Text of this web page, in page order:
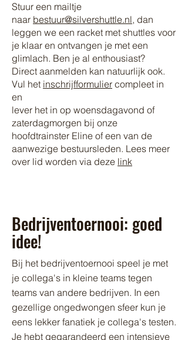
Stuur een mailtje
naar bestuur@silvershuttle.nl, dan
leggen we een racket met shuttles voor
je klaar en ontvangen je met een
glimlach. Ben je al enthousiast?
Direct aanmelden kan natuurlijk ook.
Vul het inschrijfformulier compleet in
en
lever het in op woensdagavond of
zaterdagmorgen bij onze
hoofdtrainster Eline of een van de
aanwezige bestuursleden. Lees meer
over lid worden via deze link​​
Bedrijventoernooi: goed
idee!
Bij het bedrijventoernooi speel je met
je collega's in kleine teams tegen
teams van andere bedrijven. In een
gezellige ongedwongen sfeer kun je
eens lekker fanatiek je collega's testen.
Je hebt gegarandeerd een intensieve